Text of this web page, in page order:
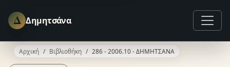
Δ Δημητσάνα
Αρχική Βιβλιοθήκη 286 - 2006.10 - ΔΗΜΗΤΣΑΝΑ